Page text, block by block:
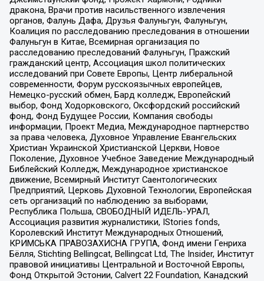
дракона, Врачи против насильственного извлечения
органов, Фалунь Дафа, Друзья Фалуньгун, Фалуньгун,
Коалиция по расследованию преследования в отношении
Фалуньгун в Китае, Всемирная организация по
расследованию преследований Фалуньгун, Пражский
гражданский центр, Ассоциация школ политических
исследований при Совете Европы, Центр либеральной
современности, Форум русскоязычных европейцев,
Немецко-русский обмен, Бард колледж, Европейский
выбор, Фонд Ходорковского, Оксфордский российский
фонд, Фонд Будущее России, Компания свободы
информации, Проект Медиа, Международное партнерство
за права человека, Духовное Управление Евангельских
Христиан Украинской Христианской Церкви, Новое
Поколение, Духовное Учебное Заведение Международный
Библейский Колледж, Международное христианское
движение, Всемирный Институт Саентологических
Предприятий, Церковь Духовной Технологии, Европейская
сеть организаций по наблюдению за выборами,
Республика Польша, СВОБОДНЫЙ ИДЕЛЬ-УРАЛ,
Ассоциация развития журналистики, IStories fonds,
Королевский Институт Международных Отношений,
КРИМСЬКА ПРАВОЗАХИСНА ГРУПА, Фонд имени Генриха
Бёлля, Stichting Bellingcat, Bellingcat Ltd, The Insider, Институт
правовой инициативы Центральной и Восточной Европы,
Фонд Открытой Эстонии, Calvert 22 Foundation, Канадский